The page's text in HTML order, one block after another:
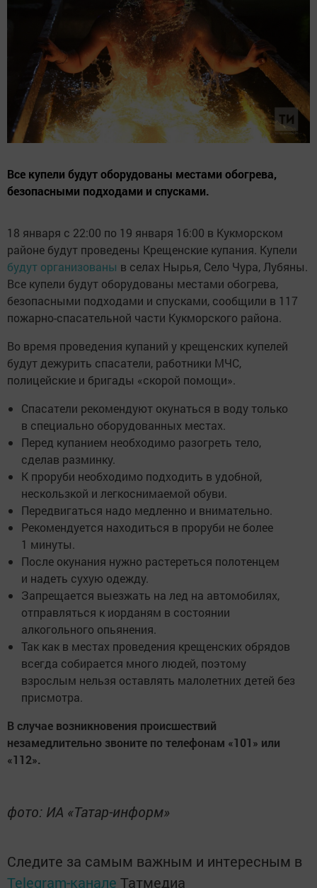
Все купели будут оборудованы местами обогрева,
безопасными подходами и спусками.
18 января с 22:00 по 19 января 16:00 в Кукморском
районе будут проведены Крещенские купания. Купели
будут организованы в селах Нырья, Село Чура, Лубяны.
Все купели будут оборудованы местами обогрева,
безопасными подходами и спусками, сообщили в 117
пожарно-спасательной части Кукморского района.
Во время проведения купаний у крещенских купелей
будут дежурить спасатели, работники МЧС,
полицейские и бригады «скорой помощи».
Спасатели рекомендуют окунаться в воду только
в специально оборудованных местах.
Перед купанием необходимо разогреть тело,
сделав разминку.
К проруби необходимо подходить в удобной,
нескользкой и легкоснимаемой обуви.
Передвигаться надо медленно и внимательно.
Рекомендуется находиться в проруби не более
1 минуты.
После окунания нужно растереться полотенцем
и надеть сухую одежду.
Запрещается выезжать на лед на автомобилях,
отправляться к иорданям в состоянии
алкогольного опьянения.
Так как в местах проведения крещенских обрядов
всегда собирается много людей, поэтому
взрослым нельзя оставлять малолетних детей без
присмотра.
В случае возникновения происшествий
незамедлительно звоните по телефонам «101» или
«112».
фото: ИА «Татар-информ»
Следите за самым важным и интересным в
Telegram-канале Татмедиа